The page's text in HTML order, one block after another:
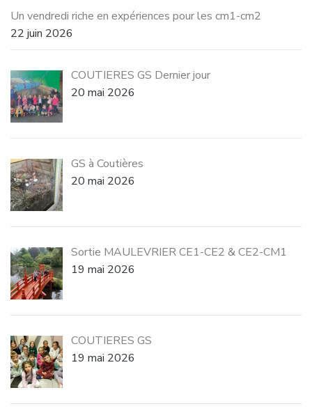
Un vendredi riche en expériences pour les cm1-cm2
22 juin 2026
COUTIERES GS Dernier jour
20 mai 2026
GS à Coutières
20 mai 2026
Sortie MAULEVRIER CE1-CE2 & CE2-CM1
19 mai 2026
COUTIERES GS
19 mai 2026